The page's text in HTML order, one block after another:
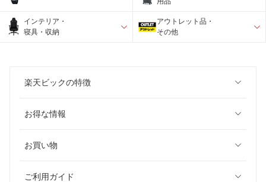
インテリア・
寝具・収納
アウトレット品・
その他
楽天ビックの特徴
お得な情報
お買い物
ご利用ガイド